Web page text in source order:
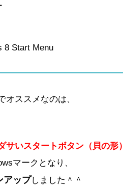
8 Start Menu
オススメなのは、
サいスタートボタン（貝の形）
マークとなり、
アップしました＾＾